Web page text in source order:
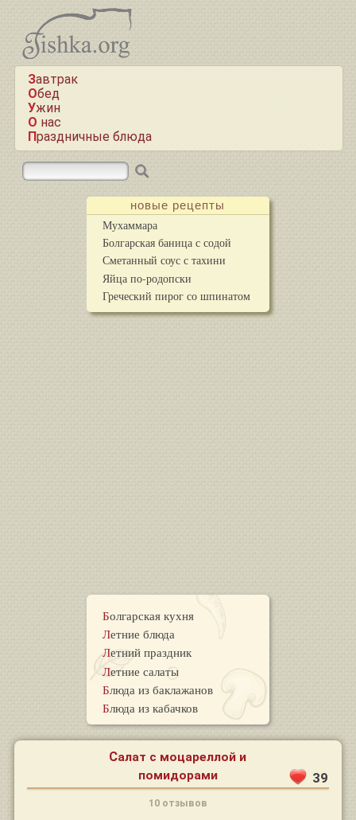
Завтрак
Обед
Ужин
О нас
Праздничные блюда
новые рецепты
Мухаммара
Болгарская баница с содой
Сметанный соус с тахини
Яйца по-родопски
Греческий пирог со шпинатом
Болгарская кухня
Летние блюда
Летний праздник
Летние салаты
Блюда из баклажанов
Блюда из кабачков
Салат с моцареллой и
помидорами 39
10 отзывов